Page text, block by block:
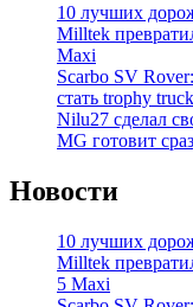
10 лучших
Milltek
Maxi
Scarbo SV
стать trophy truck
Nilu27 сделал
MG готовит
Новости
10 лучших
Milltek
5 Maxi